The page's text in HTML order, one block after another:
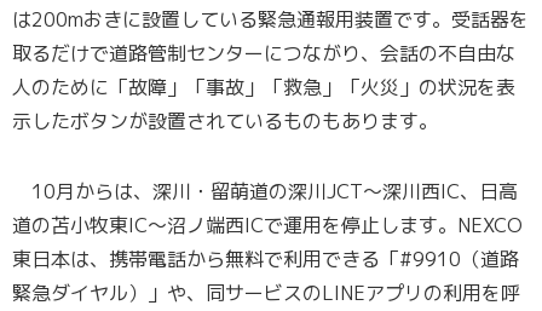
は200mおきに設置している緊急通報用装置です。受話器を
取るだけで道路管制センターにつながり、会話の不自由な
人のために「故障」「事故」「救急」「火災」の状況を表
示したボタンが設置されているものもあります。
10月からは、深川・留萌道の深川JCT～深川西IC、日高
道の苫小牧東IC～沼ノ端西ICで運用を停止します。NEXCO
東日本は、携帯電話から無料で利用できる「#9910（道路
緊急ダイヤル）」や、同サービスのLINEアプリの利用を呼